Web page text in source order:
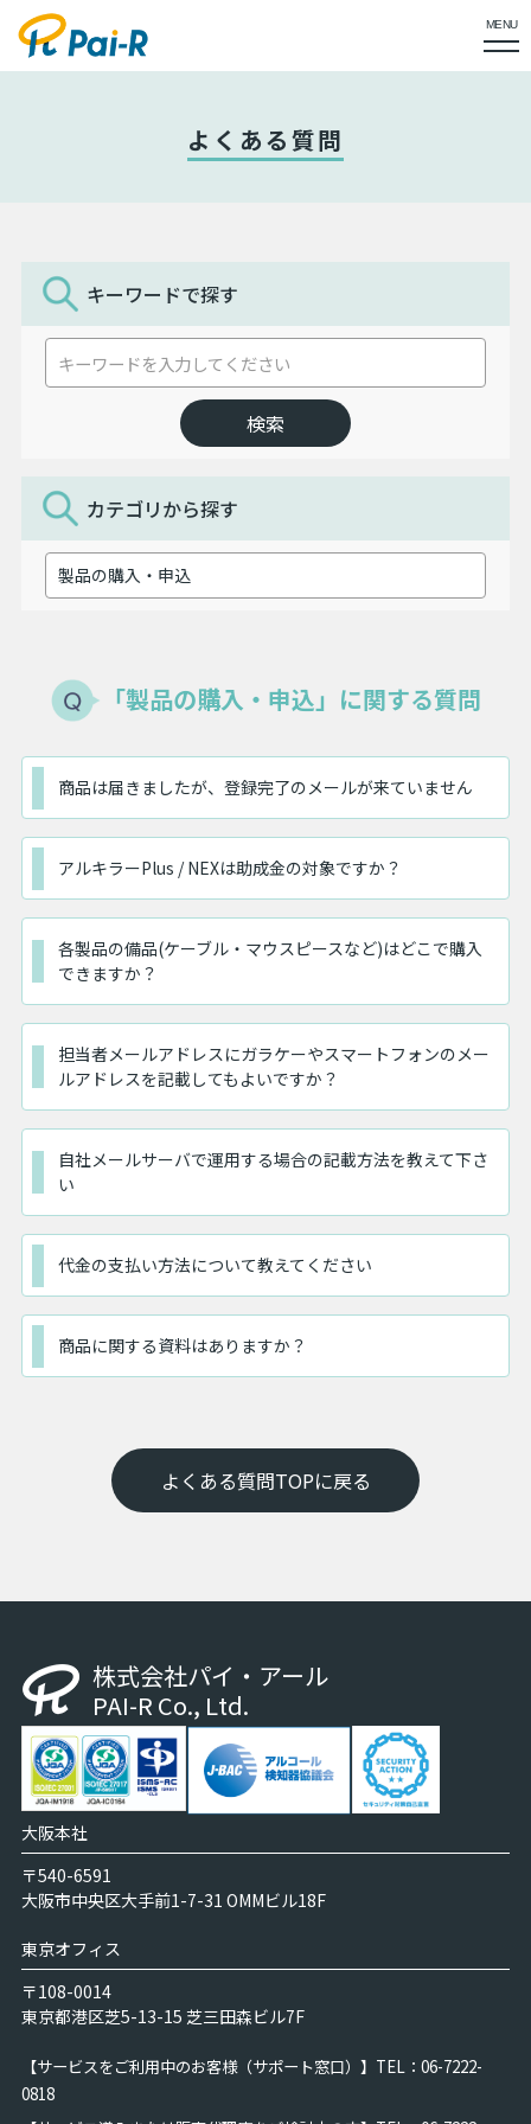
MENU
よくある質問
キーワードで探す
カテゴリから探す
「製品の購入・申込」に関する質問
商品は届きましたが、登録完了のメールが来ていません
アルキラーPlus / NEXは助成金の対象ですか？
各製品の備品(ケーブル・マウスピースなど)はどこで購入
できますか？
担当者メールアドレスにガラケーやスマートフォンのメー
ルアドレスを記載してもよいですか？
自社メールサーバで運用する場合の記載方法を教えて下さ
い
代金の支払い方法について教えてください
商品に関する資料はありますか？
よくある質問TOPに戻る
株式会社パイ・アール
PAI-R Co., Ltd.
大阪本社
〒540-6591
大阪市中央区大手前1-7-31 OMMビル18F
東京オフィス
〒108-0014
東京都港区芝5-13-15 芝三田森ビル7F
【サービスをご利用中のお客様（サポート窓口）】 TEL：06-7222-
0818